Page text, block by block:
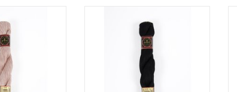
224
WINKELWAGEN
nr.12 25gr. 310
TOEVOEGEN AAN WINKELWAGEN